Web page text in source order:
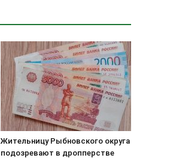
Жительницу Рыбновского округа
подозревают в дропперстве